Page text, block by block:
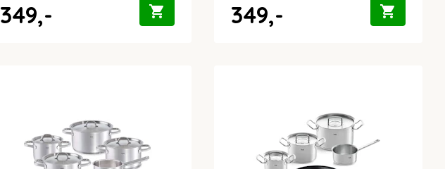
349,- 349,-